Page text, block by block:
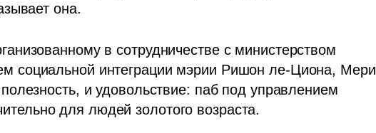
она.
в сотрудничестве с министерством
социальной интеграции мэрии Ришон ле-Циона, Мери
и удовольствие: паб под управлением
для людей золотого возраста.